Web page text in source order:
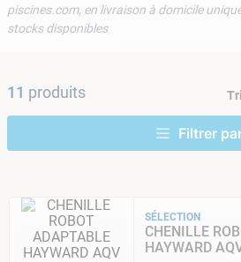
piscines.com, en livraison à domicile
stocks disponibles
11 produits
SÉLECTION
CHENILLE
HAYWARD
10. chlore choc